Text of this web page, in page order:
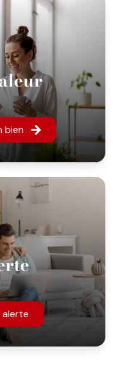
bien
alerte